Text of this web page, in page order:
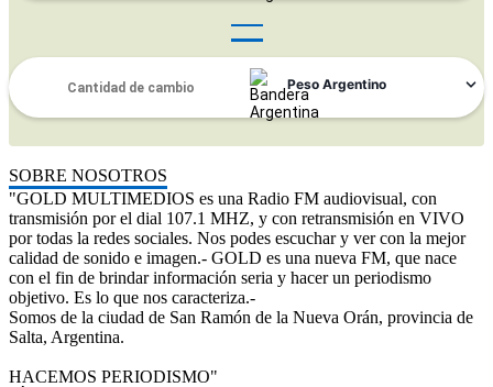
SOBRE NOSOTROS
"GOLD MULTIMEDIOS es una Radio FM audiovisual, con
transmisión por el dial 107.1 MHZ, y con retransmisión en VIVO
por todas la redes sociales. Nos podes escuchar y ver con la mejor
calidad de sonido e imagen.- GOLD es una nueva FM, que nace
con el fin de brindar información seria y hacer un periodismo
objetivo. Es lo que nos caracteriza.-
Somos de la ciudad de San Ramón de la Nueva Orán, provincia de
Salta, Argentina.
HACEMOS PERIODISMO"